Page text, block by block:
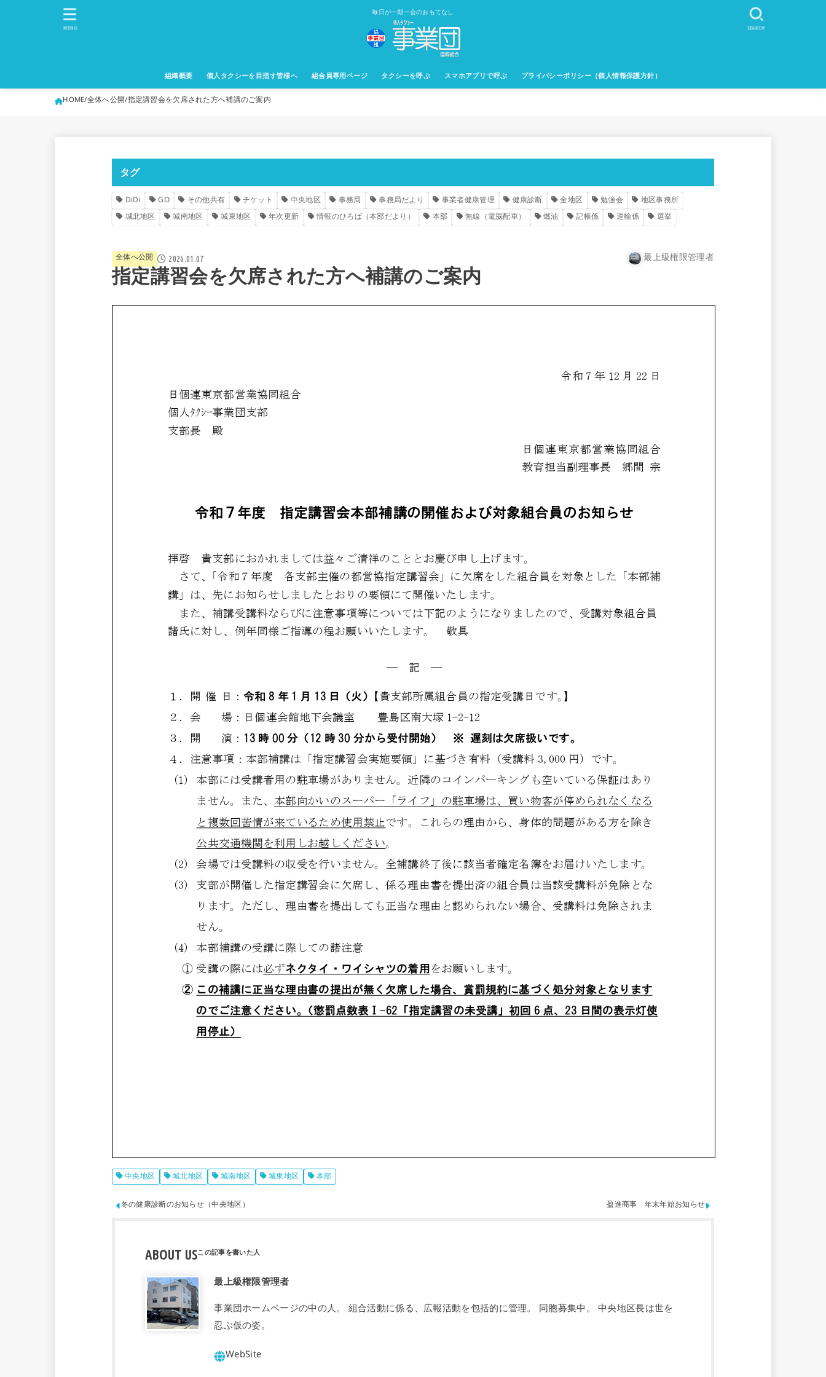
毎日が一期一会のおもてなし
組織概要 個人タクシーを目指す皆様へ 組合員専用ページ タクシーを呼ぶ スマホアプリで呼ぶ プライバシーポリシー（個人情報保護方針）
SEARCH
MENU
HOME全体へ公開指定講習会を欠席された方へ補講のご案内
タグ
DiDi GO その他共有 チケット 中央地区 事務局 事務局だより 事業者健康管理 健康診断 全地区 勉強会
地区事務所
城北地区
城南地区 城東地区 年次更新 情報のひろば（本部だより） 本部 無線（電脳配車） 燃油 記帳係 運輸係 選挙
全体へ公開 2026.01.07 最上級権限管理者
指定講習会を欠席された方へ補講のご案内
中央地区 城北地区 城南地区 城東地区
本部
冬の健康診断のお知らせ（中央地区）
盈進商事 年末年始お知らせ
ABOUT US
最上級権限管理者
事業団ホームページの中の人。 組合活動に係る、広報活動を包括的に管理。 同胞募集中。 中央地区長は世を
忍ぶ仮の姿。